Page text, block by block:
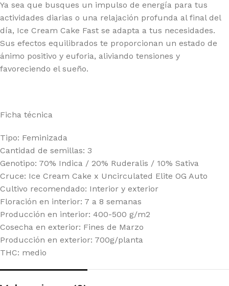
Ya sea que busques un impulso de energía para tus
actividades diarias o una relajación profunda al final del
día, Ice Cream Cake Fast se adapta a tus necesidades.
Sus efectos equilibrados te proporcionan un estado de
ánimo positivo y euforia, aliviando tensiones y
favoreciendo el sueño.
Ficha técnica
Tipo: Feminizada
Cantidad de semillas: 3
Genotipo: 70% Indica / 20% Ruderalis / 10% Sativa
Cruce: Ice Cream Cake x Uncirculated Elite OG Auto
Cultivo recomendado: Interior y exterior
Floración en interior: 7 a 8 semanas
Producción en interior: 400-500 g/m2
Cosecha en exterior: Fines de Marzo
Producción en exterior: 700g/planta
THC: medio